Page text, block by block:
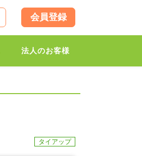
会員登録
法人のお客様
タイアップ